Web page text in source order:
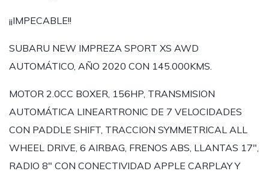
¡¡IMPECABLE!!
SUBARU NEW IMPREZA SPORT XS AWD
AUTOMÁTICO, AÑO 2020 CON 145.000KMS.
MOTOR 2.0CC BOXER, 156HP, TRANSMISION
AUTOMÁTICA LINEARTRONIC DE 7 VELOCIDADES
CON PADDLE SHIFT, TRACCION SYMMETRICAL ALL
WHEEL DRIVE, 6 AIRBAG, FRENOS ABS, LLANTAS 17",
RADIO 8" CON CONECTIVIDAD APPLE CARPLAY Y